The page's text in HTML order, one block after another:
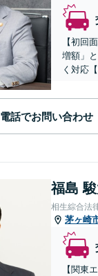
【初回
増額」
く対応
電話でお問い合わせ
福島
相生綜合法
茅ヶ崎
【関東